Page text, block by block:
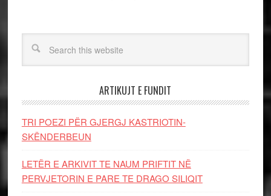
ARTIKUJT E FUNDIT
TRI POEZI PËR GJERGJ KASTRIOTIN-
SKËNDERBEUN
LETËR E ARKIVIT TE NAUM PRIFTIT NË
PERVJETORIN E PARE TE DRAGO SILIQIT